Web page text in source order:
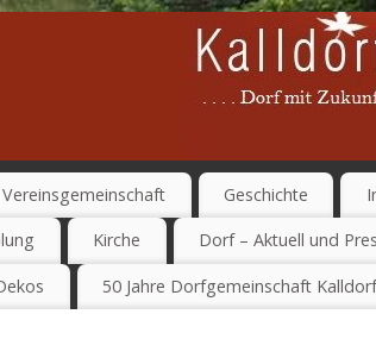
Vereinsgemeinschaft Geschichte
Kirche Dorf – Aktuell und
50 Jahre Dorfgemeinschaft